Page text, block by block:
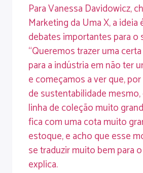
Para Vanessa Davidowicz,
Marketing da Uma X, a ideia
debates importantes para o
“Queremos trazer uma
para a indústria em não ter
e começamos a ver que,
de sustentabilidade mesmo,
linha de coleção muito
fica com uma cota muito
estoque, e acho que esse
se traduzir muito bem para
explica.